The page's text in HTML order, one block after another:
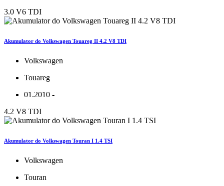
3.0 V6 TDI
Akumulator do Volkswagen Touareg II 4.2 V8 TDI
Volkswagen
Touareg
01.2010 -
4.2 V8 TDI
Akumulator do Volkswagen Touran I 1.4 TSI
Volkswagen
Touran